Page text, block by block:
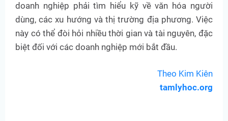
doanh nghiệp phải tìm hiểu kỹ về văn hóa người
dùng, các xu hướng và thị trường địa phương. Việc
này có thể đòi hỏi nhiều thời gian và tài nguyên, đặc
biệt đối với các doanh nghiệp mới bắt đầu.
Theo Kim Kiên
tamlyhoc.org